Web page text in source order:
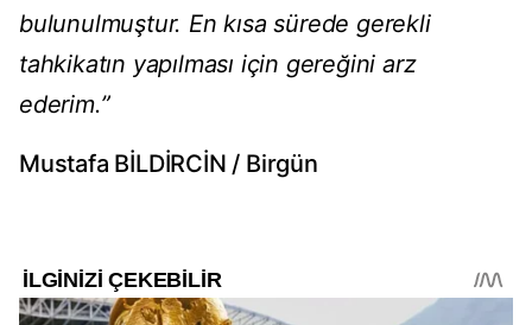
bulunulmuştur. En kısa sürede gerekli
tahkikatın yapılması için gereğini arz
ederim.”
Mustafa BİLDİRCİN / Birgün